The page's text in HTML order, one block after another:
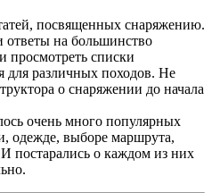
посвященных снаряжению.
ответы на большинство
просмотреть списки
для различных походов. Не
о снаряжении до начала
очень много популярных
одежде, выборе маршрута,
постарались о каждом из них